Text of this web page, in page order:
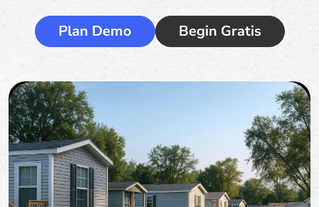
Plan Demo Begin Gratis